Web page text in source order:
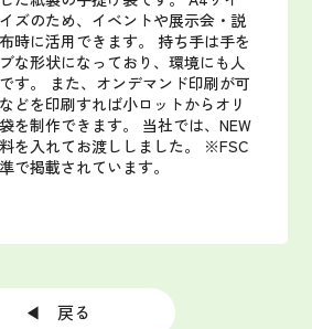
ズのため、イベントや展示会・説
時に活用できます。
持ち手は手を
な形状になっており、環境にも人
す。
また、オンデマンド印刷が可
どを印刷すれば小ロットからオリ
を制作できます。
当社では、NEW
を入れてお渡ししました。
※FSC
で掲載されています。
◀ 戻る